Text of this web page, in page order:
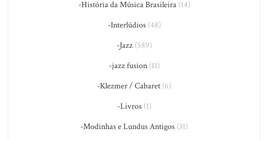
-História da Música Brasileira(14)
-Interlúdios(48)
-Jazz(589)
-jazz fusion(11)
-Klezmer / Cabaret (6)
-Livros(1)
-Modinhas e Lundus Antigos (31)